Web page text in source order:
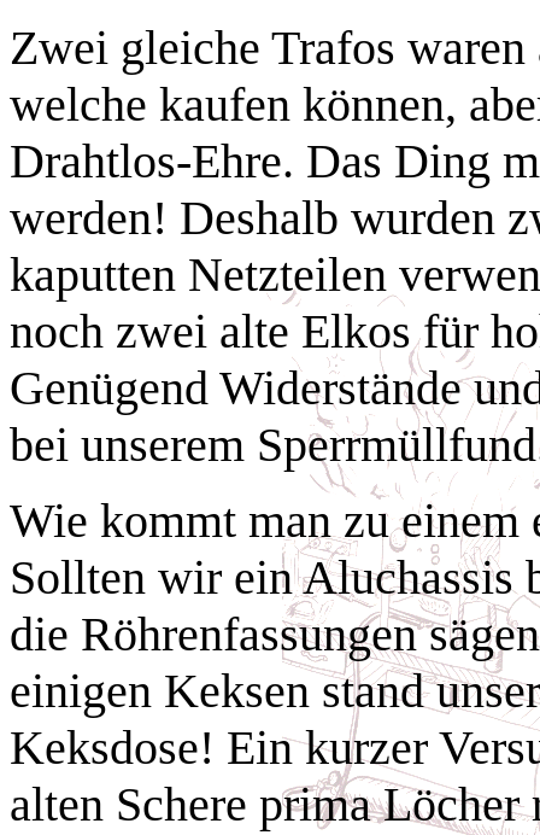
Zwei gleiche Trafos
welche kaufen können,
Drahtlos-Ehre. Das Ding
werden! Deshalb wurden
kaputten Netzteilen
noch zwei alte Elkos für
Genügend Widerstände
bei unserem
Wie kommt man zu einem
Sollten wir ein Aluchassis
die Röhrenfassungen
einigen Keksen stand
Keksdose! Ein kurzer
alten Schere prima